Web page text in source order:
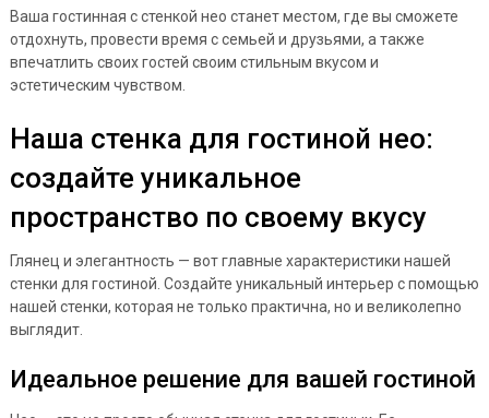
Ваша гостинная с стенкой нео станет местом, где вы сможете
отдохнуть, провести время с семьей и друзьями, а также
впечатлить своих гостей своим стильным вкусом и
эстетическим чувством.
Наша стенка для гостиной нео:
создайте уникальное
пространство по своему вкусу
Глянец и элегантность — вот главные характеристики нашей
стенки для гостиной. Создайте уникальный интерьер с помощью
нашей стенки, которая не только практична, но и великолепно
выглядит.
Идеальное решение для вашей гостиной